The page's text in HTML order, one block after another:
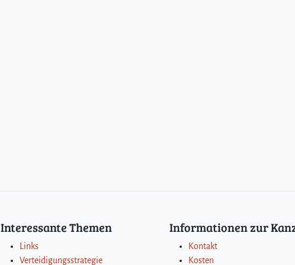
Interessante Themen
Links
Verteidigungsstrategie
Informationen zur
Kontakt
Kosten